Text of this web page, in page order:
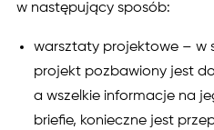
w następujący sposób:
warsztaty projektowe – w
projekt pozbawiony jest
a wszelkie informacje na
briefie, konieczne jest